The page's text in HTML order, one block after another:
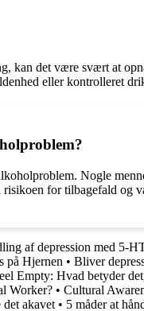
kan det være svært at
eller kontrolleret
Nogle
for tilbagefald
af depression med 5-
på Hjernen • Bliver
Empty: Hvad betyder
Worker? • Cultural
det akavet • 5 måder at